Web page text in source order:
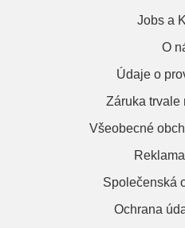
Jobs a
O
Údaje o
Záruka trvale
Všeobecné
Společenská
Ochrana